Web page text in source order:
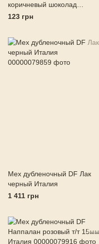
коричневый шоколад
Vallarsa Италия
123 грн
Мех дубленочный DF Лак
черный Италия
1 411 грн